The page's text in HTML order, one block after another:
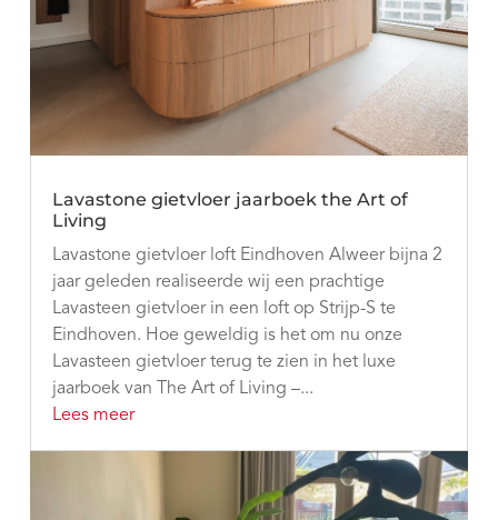
Lavastone gietvloer jaarboek the Art of
Living
Lavastone gietvloer loft Eindhoven Alweer bijna 2
jaar geleden realiseerde wij een prachtige
Lavasteen gietvloer in een loft op Strijp-S te
Eindhoven. Hoe geweldig is het om nu onze
Lavasteen gietvloer terug te zien in het luxe
jaarboek van The Art of Living –...
Lees meer